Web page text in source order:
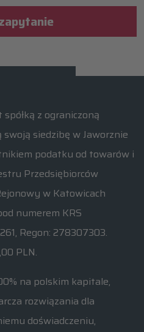
spółką z ograniczoną
siedzibę w Jaworznie
podatku od towarów i
Przedsiębiorców
w Katowicach
numerem KRS
Regon: 278307303.
PLN.
na polskim kapitale,
rozwiązania dla
doświadczeniu,